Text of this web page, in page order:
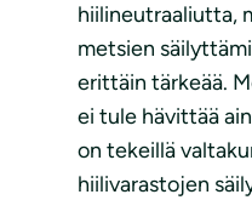
hiilineutraaliutta,
metsien
erittäin tärkeää.
ei tule hävittää
on tekeillä
hiilivarastojen